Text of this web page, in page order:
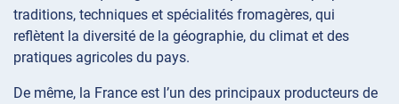
traditions, techniques et spécialités fromagères, qui
reflètent la diversité de la géographie, du climat et des
pratiques agricoles du pays.
De même, la France est l’un des principaux producteurs de